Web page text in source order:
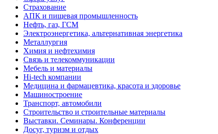
Страхование
АПК и пищевая промышленность
Нефть, газ, ГСМ
Электроэнергетика, альтернативная энергетика
Металлургия
Химия и нефтехимия
Связь и телекоммуникации
Мебель и материалы
Hi-tech компании
Медицина и фармацевтика, красота и здоровье
Машиностроение
Транспорт, автомобили
Строительство и строительные материалы
Выставки. Семинары. Конференции
Досуг, туризм и отдых